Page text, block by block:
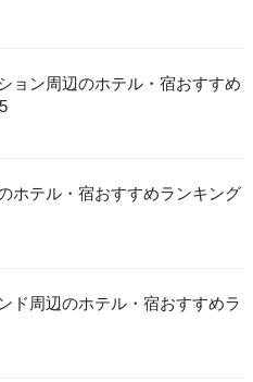
ョン周辺のホテル・宿おすすめ
ホテル・宿おすすめランキング
ド周辺のホテル・宿おすすめラ